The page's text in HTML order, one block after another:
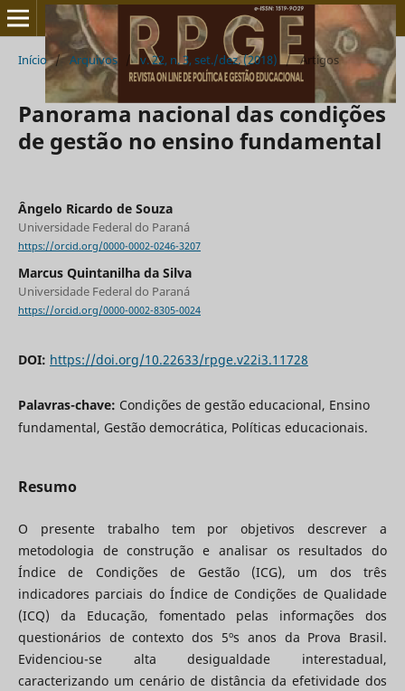
Início / Arquivos / v. 22, n. 3, set./dez. (2018) / Artigos
Panorama nacional das condições
de gestão no ensino fundamental
Ângelo Ricardo de Souza
Universidade Federal do Paraná
https://orcid.org/0000-0002-0246-3207
Marcus Quintanilha da Silva
Universidade Federal do Paraná
https://orcid.org/0000-0002-8305-0024
DOI: https://doi.org/10.22633/rpge.v22i3.11728
Palavras-chave: Condições de gestão educacional, Ensino
fundamental, Gestão democrática, Políticas educacionais.
Resumo
O presente trabalho tem por objetivos descrever a
metodologia de construção e analisar os resultados do
Índice de Condições de Gestão (ICG), um dos três
indicadores parciais do Índice de Condições de Qualidade
(ICQ) da Educação, fomentado pelas informações dos
questionários de contexto dos 5ºs anos da Prova Brasil.
Evidenciou-se alta desigualdade interestadual,
caracterizando um cenário de distância da efetividade dos